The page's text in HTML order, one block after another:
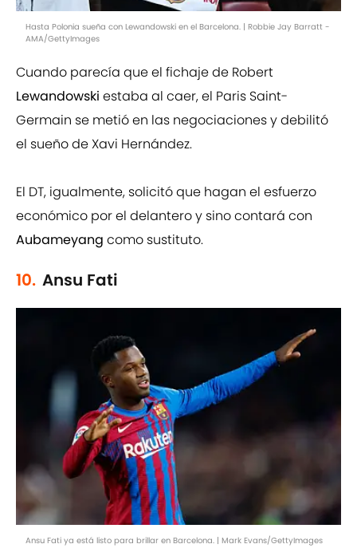
Hasta Polonia sueña con Lewandowski en el Barcelona. | Robbie Jay Barratt -
AMA/GettyImages
Cuando parecía que el fichaje de Robert
Lewandowski estaba al caer, el Paris Saint-
Germain se metió en las negociaciones y debilitó
el sueño de Xavi Hernández.
El DT, igualmente, solicitó que hagan el esfuerzo
económico por el delantero y sino contará con
Aubameyang como sustituto.
10. Ansu Fati
Ansu Fati ya está listo para brillar en Barcelona. | Mark Evans/GettyImages